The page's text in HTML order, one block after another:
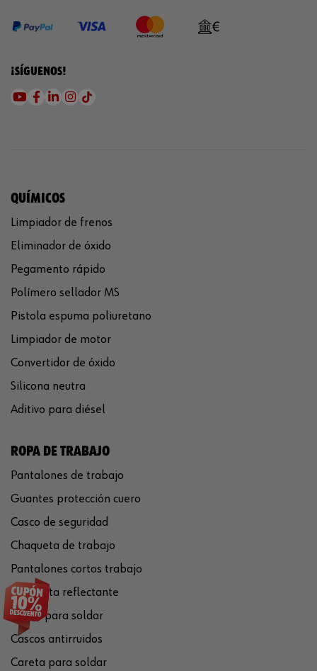
¡SÍGUENOS!
QUÍMICOS
Limpiador de frenos
Eliminador de óxido
Pegamento rápido
Polímero sellador MS
Pistola espuma poliuretano
Limpiador de motor
Convertidor de óxido
Silicona neutra
Aditivo para diésel
ROPA DE TRABAJO
Pantalones de trabajo
Guantes protección cuero
Casco de seguridad
Chaqueta de trabajo
Pantalones cortos trabajo
Chaqueta reflectante
Gafas para soldar
Cascos antirruidos
Careta para soldar